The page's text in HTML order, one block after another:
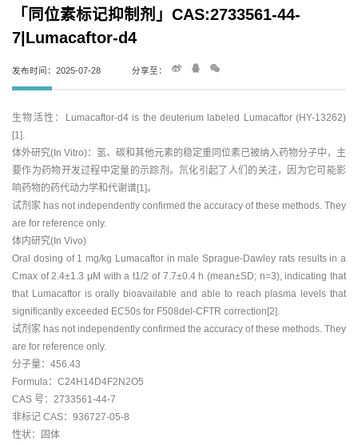
「同位素标记抑制剂」CAS:2733561-44-
7|Lumacaftor-d4
发布时间：2025-07-28 分享至：
生物活性：Lumacaftor-d4 is the deuterium labeled Lumacaftor (HY-13262)
[1].
体外研究(In Vitro)：氢、碳和其他元素的稳定重同位素已被纳入药物分子中，主
要作为药物开发过程中定量的示踪剂。氘化引起了人们的关注，因为它可能影
响药物的药代动力学和代谢谱[1]。
试剂家 has not independently confirmed the accuracy of these methods. They
are for reference only.
体内研究(In Vivo)
Oral dosing of 1 mg/kg Lumacaftor in male Sprague-Dawley rats results in a
Cmax of 2.4±1.3 μM with a t1/2 of 7.7±0.4 h (mean±SD; n=3), indicating that
that Lumacaftor is orally bioavailable and able to reach plasma levels that
significantly exceeded EC50s for F508del-CFTR correction[2].
试剂家 has not independently confirmed the accuracy of these methods. They
are for reference only.
分子量：456.43
Formula：C24H14D4F2N2O5
CAS 号：2733561-44-7
非标记 CAS：936727-05-8
性状：固体